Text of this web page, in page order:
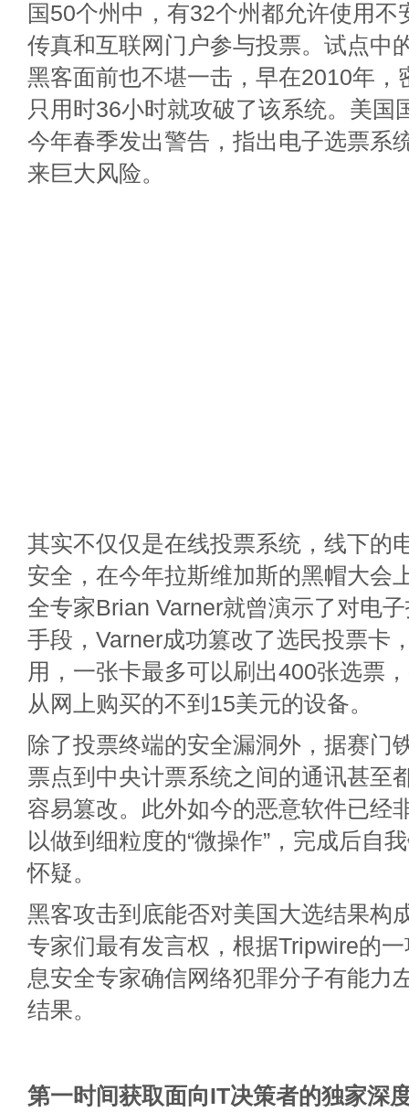
国50个州中，有32个州都允许使用不
传真和互联网门户参与投票。试点中
黑客面前也不堪一击，早在2010年，
只用时36小时就攻破了该系统。美国
今年春季发出警告，指出电子选票系
来巨大风险。
其实不仅仅是在线投票系统，线下的
安全，在今年拉斯维加斯的黑帽大会
全专家Brian Varner就曾演示了对电
手段，Varner成功篡改了选民投票卡
用，一张卡最多可以刷出400张选票
从网上购买的不到15美元的设备。
除了投票终端的安全漏洞外，据赛门
票点到中央计票系统之间的通讯甚至
容易篡改。此外如今的恶意软件已经
以做到细粒度的“微操作”，完成后自
怀疑。
黑客攻击到底能否对美国大选结果构
专家们最有发言权，根据Tripwire的
息安全专家确信网络犯罪分子有能力
结果。
第一时间获取面向IT决策者的独家深